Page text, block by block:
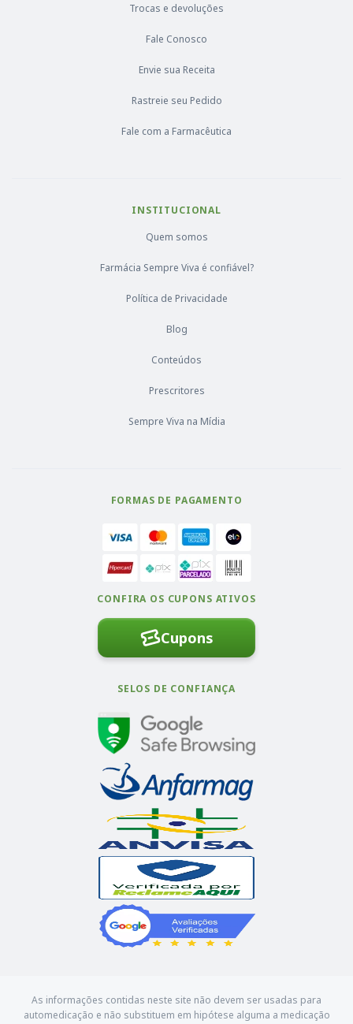
As informações contidas neste site não devem ser usadas para
automedicação e não substituem em hipótese alguma a medicação
Trocas e devoluções
Fale Conosco
Envie sua Receita
Rastreie seu Pedido
Fale com a Farmacêutica
INSTITUCIONAL
Quem somos
Farmácia Sempre Viva é confiável?
Política de Privacidade
Blog
Conteúdos
Prescritores
Sempre Viva na Mídia
FORMAS DE PAGAMENTO
CONFIRA OS CUPONS ATIVOS
Cupons
SELOS DE CONFIANÇA